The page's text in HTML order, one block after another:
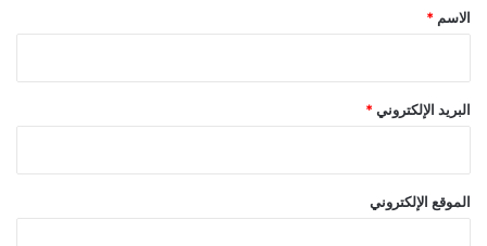
*
الاسم *
البريد الإلكتروني *
الموقع الإلكتروني